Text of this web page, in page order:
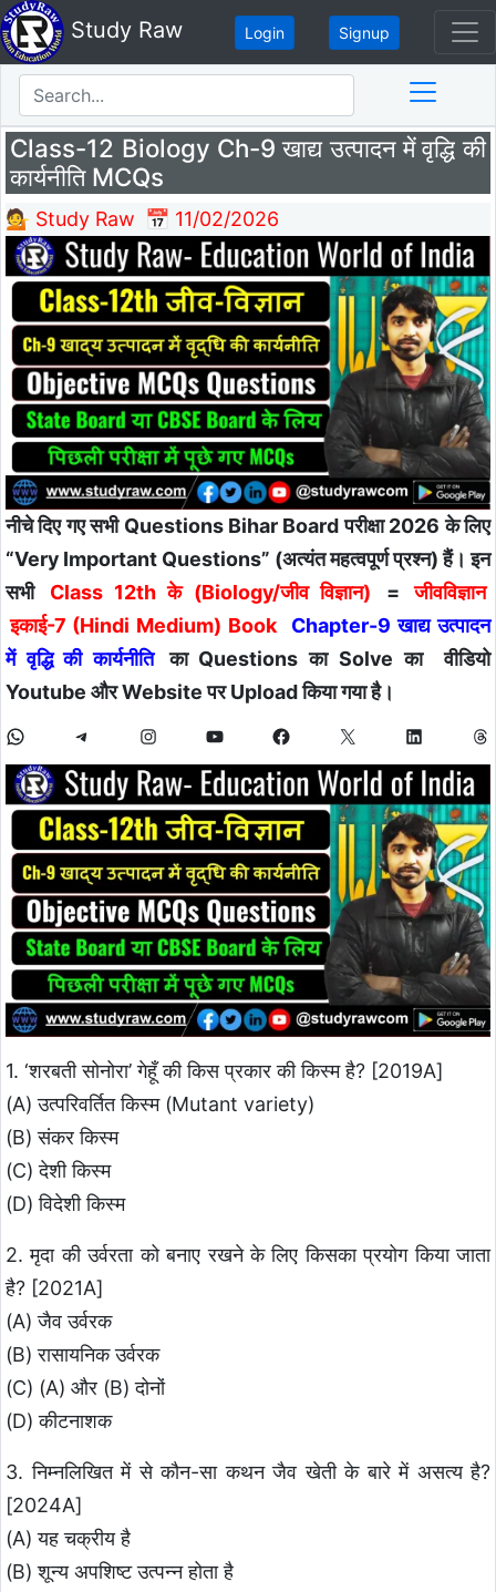
Study Raw Login Signup
Class-12 Biology Ch-9 खाद्य उत्पादन में वृद्धि की
कार्यनीति MCQs
💁 Study Raw 📅 11/02/2026
नीचे दिए गए सभी Questions Bihar Board परीक्षा 2026 के लिए
“Very Important Questions” (अत्यंत महत्वपूर्ण प्रश्न) हैं। इन
सभी
Class 12th के (Biology/जीव विज्ञान) =
जीवविज्ञान
इकाई-7 (Hindi Medium) Book
Chapter-9 खाद्य उत्पादन
में वृद्धि की कार्यनीति
का Questions का Solve का वीडियो
Youtube और Website पर Upload किया गया है।
1. ‘शरबती सोनोरा’ गेहूँ की किस प्रकार की किस्म है? [2019A]
(A) उत्परिवर्तित किस्म (Mutant variety)
(B) संकर किस्म
(C) देशी किस्म
(D) विदेशी किस्म
2. मृदा की उर्वरता को बनाए रखने के लिए किसका प्रयोग किया जाता
है? [2021A]
(A) जैव उर्वरक
(B) रासायनिक उर्वरक
(C) (A) और (B) दोनों
(D) कीटनाशक
3. निम्नलिखित में से कौन-सा कथन जैव खेती के बारे में असत्य है?
[2024A]
(A) यह चक्रीय है
(B) शून्य अपशिष्ट उत्पन्न होता है